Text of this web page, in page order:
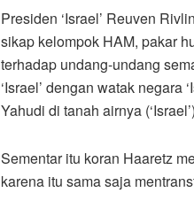
Presiden ‘Israel’ Reuven
sikap kelompok HAM, pakar
terhadap undang-undang
‘Israel’ dengan watak
Yahudi di tanah airnya
Sementar itu koran Haaretz
karena itu sama saja